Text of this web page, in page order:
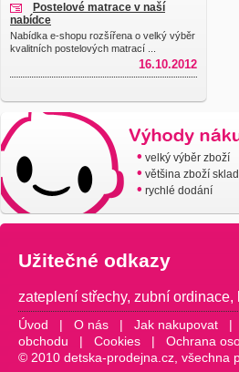
Postelové matrace v naší
nabídce
Nabídka e-shopu rozšířena o velký výběr
kvalitních postelových matrací ...
16.10.2012
• velký výběr zboží
• většina zboží
• rychlé dodání
Užitečné odkazy
zateplení střechy, zubní ordinace,
Úvod | O nás | Jak nakupovat |
obchodu | Cookies | Ochrana
© 2010 detska-prodejna.cz, všechna